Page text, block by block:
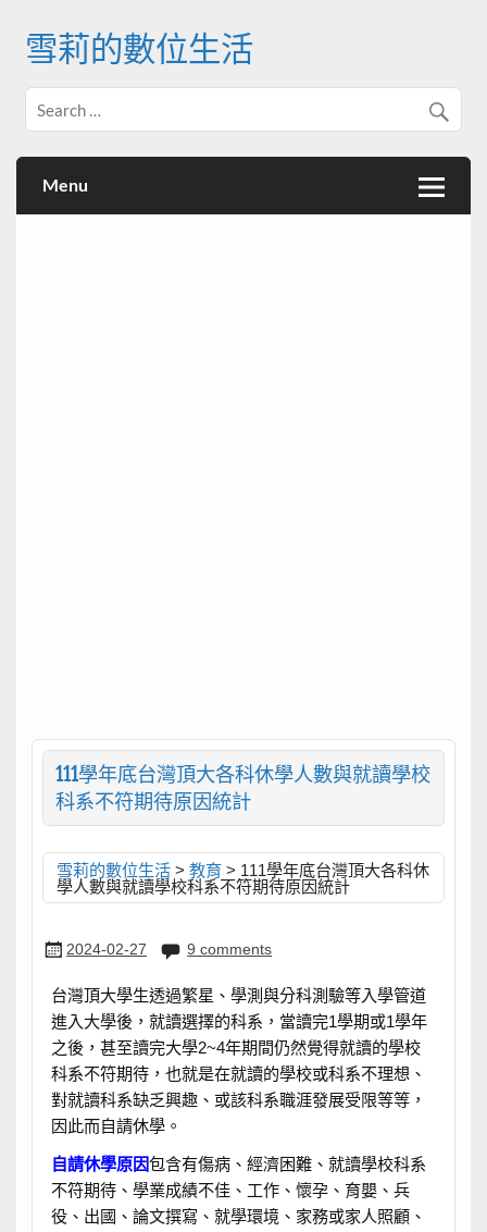
content雪莉的數位生活
Menu
111學年底台灣頂大各科休學人數與就讀學校
科系不符期待原因統計
雪莉的數位生活 >教育 > 111學年底台灣頂大各科休
學人數與就讀學校科系不符期待原因統計
2024-02-27 9 comments
台灣頂大學生透過繁星、學測與分科測驗等入學管道
進入大學後，就讀選擇的科系，當讀完1學期或1學年
之後，甚至讀完大學2~4年期間仍然覺得就讀的學校
科系不符期待，也就是在就讀的學校或科系不理想、
對就讀科系缺乏興趣、或該科系職涯發展受限等等，
因此而自請休學。
自請休學原因包含有傷病、經濟困難、就讀學校科系
不符期待、學業成績不佳、工作、懷孕、育嬰、兵
役、出國、論文撰寫、就學環境、家務或家人照顧、